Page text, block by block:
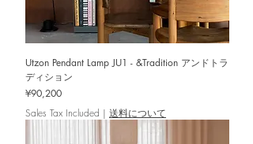
Utzon Pendant Lamp JU1 - &Tradition アンドトラ
ディション
Price
¥90,200
Sales Tax Included | 送料について